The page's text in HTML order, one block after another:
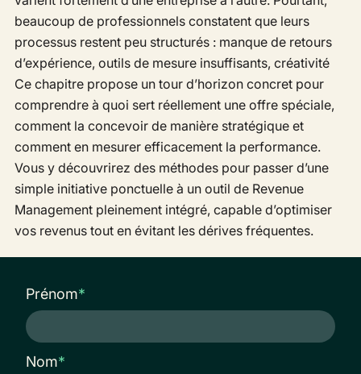
beaucoup de professionnels constatent que leurs
processus restent peu structurés : manque de retours
d’expérience, outils de mesure insuffisants, créativité
Ce chapitre propose un tour d’horizon concret pour
comprendre à quoi sert réellement une offre spéciale,
comment la concevoir de manière stratégique et
comment en mesurer efficacement la performance.
Vous y découvrirez des méthodes pour passer d’une
simple initiative ponctuelle à un outil de Revenue
Management pleinement intégré, capable d’optimiser
vos revenus tout en évitant les dérives fréquentes.
Prénom*
Nom*